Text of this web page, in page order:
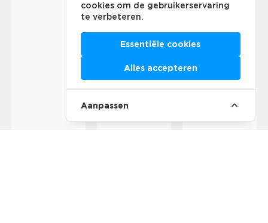
cookies om de gebruikerservaring
te verbeteren.
Essentiële cookies
Alles accepteren
Aanpassen